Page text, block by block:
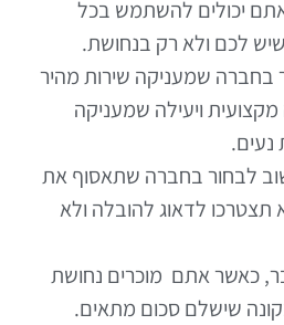
יכולים להשתמש בכל
לכם ולא רק בנחושת.
בחברה שמעניקה שירות מהיר
ויעילה שמעניקה
נעים.
לבחור בחברה שתאסוף את
לדאוג להובלה ולא
כאשר אתם מוכרים נחושת
שישלם סכום מתאים.